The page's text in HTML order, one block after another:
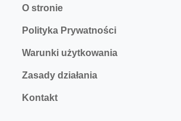
O stronie
Polityka Prywatności
Warunki użytkowania
Zasady działania
Kontakt